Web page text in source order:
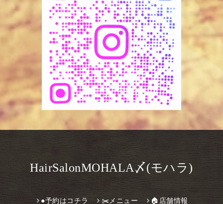
HairSalonMOHALA〆(モハラ)
●予約はコチラ ✂️メニュー 🏠店舗情報